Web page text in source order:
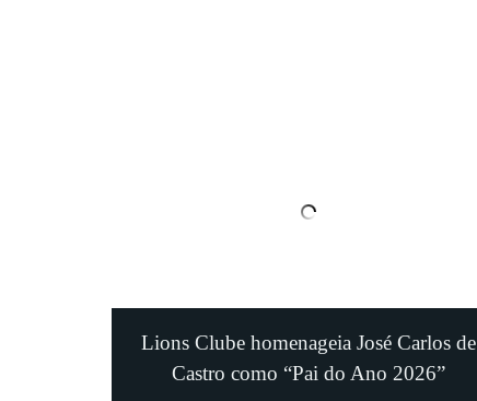
Lions Clube homenageia José Carlos de
Castro como “Pai do Ano 2026”